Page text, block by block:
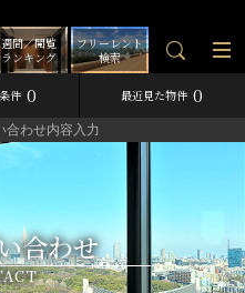
フリーレント
検索
週間／閲覧
ランキング
件 0 最近見た物件 0
合わせ内容入力
合わせ